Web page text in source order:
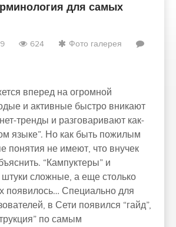
для самых
624
Фото галерея
вперед на огромной
и активные быстро вникают
тренды и разговаривают как-
языке”. Но как быть пожилым
понятия не имеют, что внучек
“Кампуктеры” и
штуки сложные, а еще столько
появилось… Специально для
в Сети появился “гайд”,
по самым